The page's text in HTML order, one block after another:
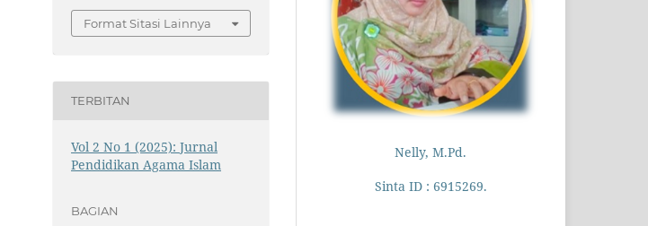
Format Sitasi Lainnya
TERBITAN
Vol 2 No 1 (2025): Jurnal
Pendidikan Agama Islam
BAGIAN
Nelly, M.Pd.
Sinta ID : 6915269.